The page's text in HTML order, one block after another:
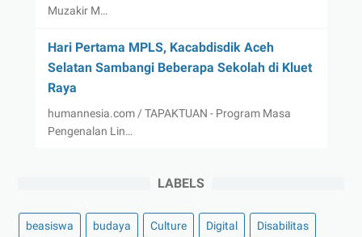
Muzakir M…
Hari Pertama MPLS, Kacabdisdik Aceh
Selatan Sambangi Beberapa Sekolah di Kluet
Raya
humannesia.com / TAPAKTUAN - Program Masa
Pengenalan Lin…
LABELS
beasiswa budaya Culture Digital Disabilitas